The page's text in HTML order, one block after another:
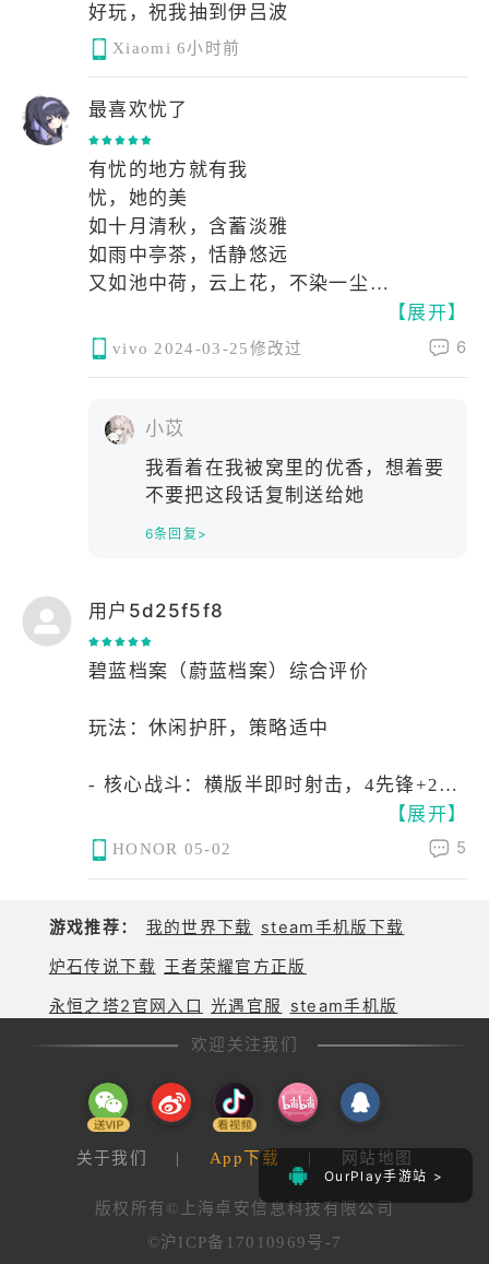
OurPlay手游站 >
好玩，祝我抽到伊吕波
Xiaomi 6小时前
最喜欢忧了
有忧的地方就有我
忧，她的美
如十月清秋，含蓄淡雅
如雨中亭茶，恬静悠远
又如池中荷，云上花，不染一尘
无论是她的脸，她的魂，她的心
或因生气而蹙起黛眉
亦或因无奈而长叹气
于我而言，都是世间最美好的事物
或许世间有情者十，忧占十二，其余人共
倒欠二
我想，我大抵是爱上小忧了
【展开】
vivo 2024-03-25修改过 6
小苡
我看着在我被窝里的优香，想着要
不要把这段话复制送给她
6条回复>
用户5d25f5f8
碧蓝档案（蔚蓝档案）综合评价
玩法：休闲护肝，策略适中
- 核心战斗：横版半即时射击，4先锋+2支
援编队，掩体躲伤害+属性克制+技能循
环，自动战斗+扫荡齐全，日常10-20分钟
BOSS）+竞技场（非强制），纯PVE无社
交压力；后期偏重复，高难依赖练度与角
- 上手门槛：低，新手友好；精通需配队与
技能节奏，轻度策略、重度养成。
美术音乐：二游天花板，治愈感拉满
- 美术：清新赛璐璐画风，蓝白主色调通
透；顶级Live2D立绘，表情/呼吸/互动细
腻；3D战斗小人精致，枪械与掩体细节到
【展开】
HONOR 05-02 5
游戏推荐： 我的世界下载 steam手机版下载
炉石传说下载 王者荣耀官方正版
永恒之塔2官网入口 光遇官服
steam手机版
欢迎关注我们
关于我们 | App下载 | 网站地图
版权所有©上海卓安信息科技有限公司
©沪ICP备17010969号-7